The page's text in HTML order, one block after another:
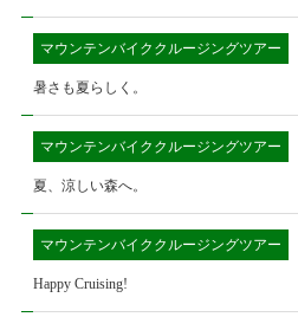
マウンテンバイククルージングツアー
暑さも夏らしく。
マウンテンバイククルージングツアー
夏、涼しい森へ。
マウンテンバイククルージングツアー
Happy Cruising!